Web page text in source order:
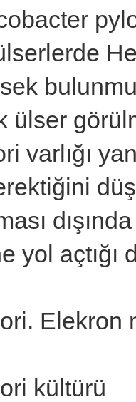
ülser
varlığı
yol açtığı
Elekron
kültürü